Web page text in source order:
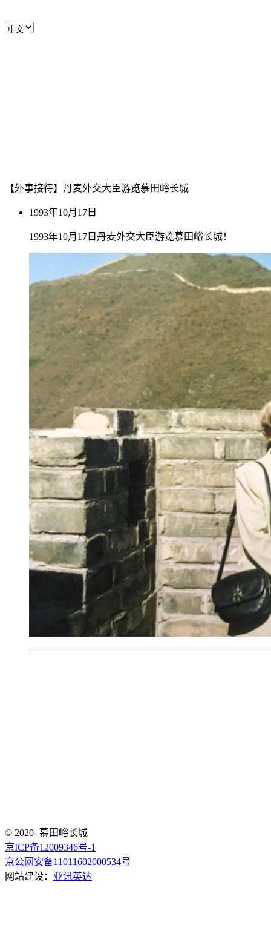
【外事接待】丹麦外交大臣游览慕田峪长城
1993年10月17日
1993年10月17日丹麦外交大臣游览慕田峪长城！
© 2020- 慕田峪长城
京ICP备12009346号-1
京公网安备11011602000534号
网站建设： 亚讯英达